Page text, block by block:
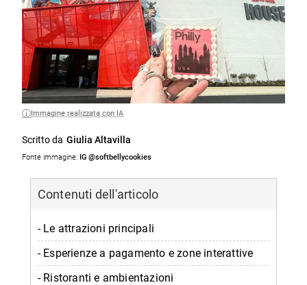
Immagine realizzata con IA
Scritto da Giulia Altavilla
Fonte immagine: IG @softbellycookies
Contenuti dell'articolo
- Le attrazioni principali
- Esperienze a pagamento e zone interattive
- Ristoranti e ambientazioni